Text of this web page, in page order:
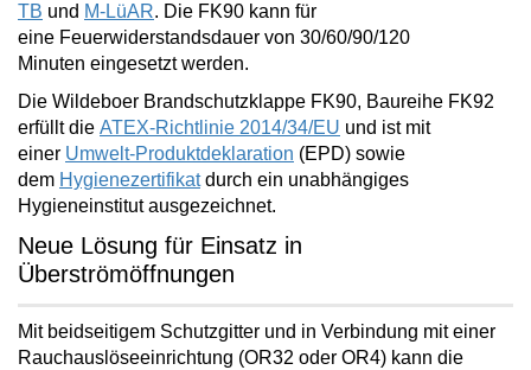
TB und M-LüAR. Die FK90 kann für
eine Feuerwiderstandsdauer von 30/60/90/120
Minuten eingesetzt werden.
Die Wildeboer Brandschutzklappe FK90, Baureihe FK92
erfüllt die ATEX-Richtlinie 2014/34/EU und ist mit
einer Umwelt-Produktdeklaration (EPD) sowie
dem Hygienezertifikat durch ein unabhängiges
Hygieneinstitut ausgezeichnet.
Neue Lösung für Einsatz in
Überströmöffnungen
Mit beidseitigem Schutzgitter und in Verbindung mit einer
Rauchauslöseeinrichtung (OR32 oder OR4) kann die